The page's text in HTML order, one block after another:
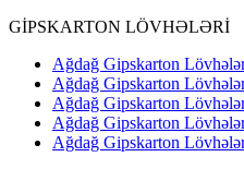
GİPSKARTON LÖVHƏLƏRİ
Ağdağ Gipskarton
Ağdağ Gipskarton
Ağdağ Gipskarton
Ağdağ Gipskarton
Ağdağ Gipskarton